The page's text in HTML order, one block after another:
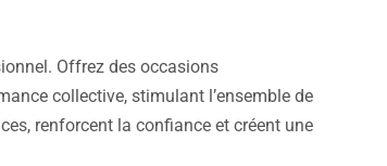
Offrez des occasions
collective, stimulant l’ensemble de
renforcent la confiance et créent une